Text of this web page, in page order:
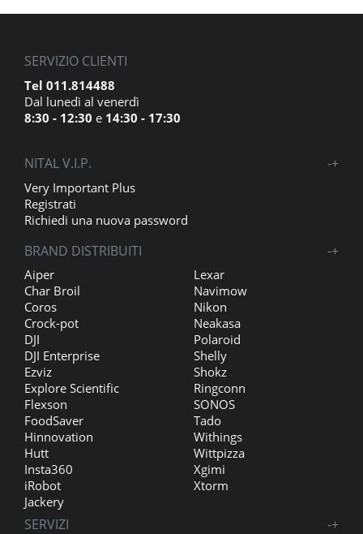
SERVIZIO CLIENTI
Tel 011.814488
Dal lunedì al venerdì
8:30 - 12:30 e 14:30 - 17:30
NITAL V.I.P. +
-
Very Important Plus
Registrati
Richiedi una nuova password
BRAND DISTRIBUITI +
-
Aiper
Char Broil
Coros
Crock-pot
DJI
DJI Enterprise
Ezviz
Explore Scientific
Flexson
FoodSaver
Hinnovation
Hutt
Insta360
iRobot
Jackery
Lexar
Navimow
Nikon
Neakasa
Polaroid
Shelly
Shokz
Ringconn
SONOS
Tado
Withings
Wittpizza
Xgimi
Xtorm
SERVIZI +
-